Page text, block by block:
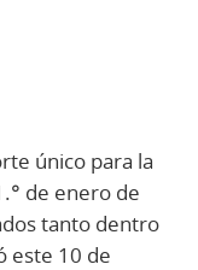
único para la
de enero de
tanto dentro
este 10 de